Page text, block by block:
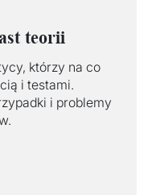
teorii
którzy na co
i testami.
i problemy